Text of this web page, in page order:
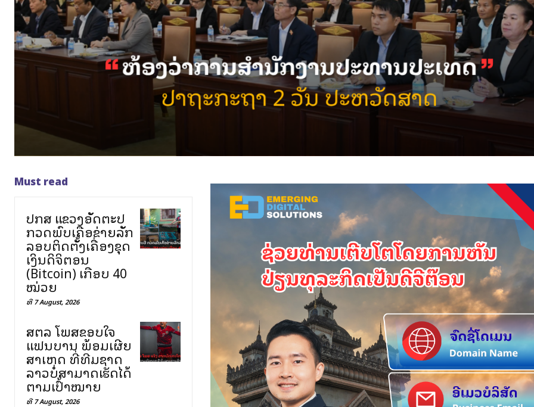
Must read
ປກສ ແຂວງອັດຕະປື
ກວດພົບເຄືອຂ່າຍລັກ
ລອບຕິດຕັ້ງເຄື່ອງຂຸດ
ເງິນດິຈິຕອນ
(Bitcoin) ເກືອບ 40
ໝ່ວຍ
ທີ 7 August, 2026
ສຕລ ໂພສຂອບໃຈ
ແຟນບານ ພ້ອມເຜີຍ
ສາເຫດ ທີ່ທີມຊາດ
ລາວບໍ່ສາມາດເຮັດໄດ້
ຕາມເປົ້າໝາຍ
ທີ 7 August, 2026